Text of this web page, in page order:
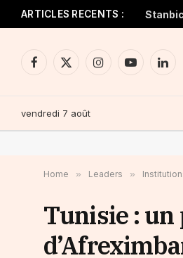
ARTICLES RECENTS :
Facebook
X
InstagramYouTube
vendredi 7 août
Home » Leaders »
Tunisie : un